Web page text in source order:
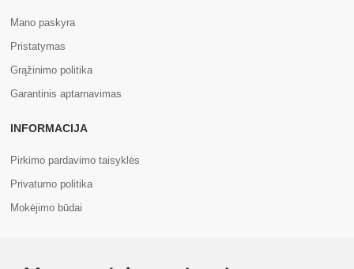
Mano paskyra
Pristatymas
Grąžinimo politika
Garantinis aptarnavimas
INFORMACIJA
Pirkimo pardavimo taisyklės
Privatumo politika
Mokėjimo būdai